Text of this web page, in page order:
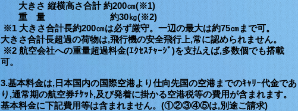
大きさ 縦横高さ合計 約200㎝(※1)
重 量 約30㎏(※2)
※1 大きさ合計長約200㎝は必ず厳守。一辺の最大は約75㎝まで可。
大きさ合計長超過の荷物は,飛行機の安全飛行上,常に認められません。
※2 航空会社への重量超過料金(ｴｸｾｽﾁｬｰｼﾞ)を支払えば,多数個でも搭載
可。
3.基本料金は,日本国内の国際空港より仕向先国の空港までのｷｬﾘｰ代金であ
り,通常期の航空券ﾁｹｯﾄ,及び発着に掛かる空港税等の費用が含まれます。
基本料金に下記費用等は含まれません。(①②③④⑤は,別途ご請求)